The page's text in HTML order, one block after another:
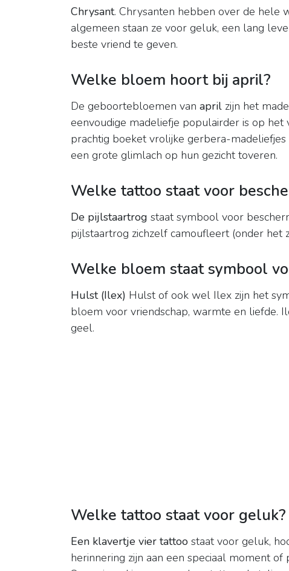
Chrysant. Chrysanten hebben over de hele
algemeen staan ze voor geluk, een lang
beste vriend te geven.
Welke bloem hoort bij april?
De geboortebloemen van april zijn het
eenvoudige madeliefje populairder is op het
prachtig boeket vrolijke gerbera-madeliefjes
een grote glimlach op hun gezicht toveren.
Welke tattoo staat voor
De pijlstaartrog staat symbool voor
pijlstaartrog zichzelf camoufleert (onder het
Welke bloem staat symbool
Hulst (Ilex) Hulst of ook wel Ilex zijn het
bloem voor vriendschap, warmte en liefde.
geel.
Welke tattoo staat voor geluk?
Een klavertje vier tattoo staat voor geluk,
herinnering zijn aan een speciaal moment